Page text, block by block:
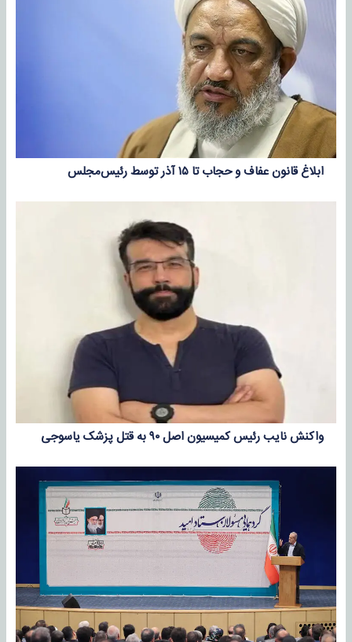
ابلاغ قانون عفاف و حجاب تا ۱۵ آذر توسط رئیس‌مجلس
واکنش نایب رئیس کمیسیون اصل ۹۰ به قتل پزشک یاسوجی